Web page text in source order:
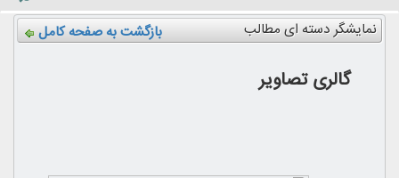
نمایشگر دسته ای مطالب بازگشت به صفحه کامل
گالری تصاویر